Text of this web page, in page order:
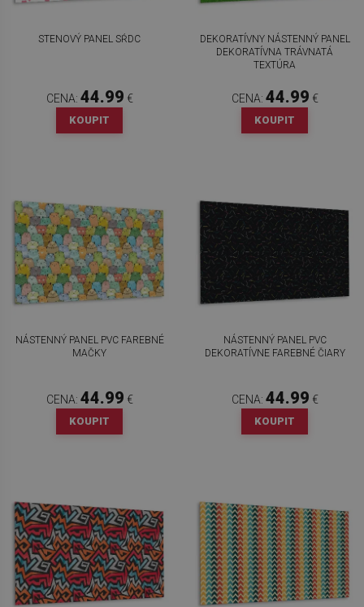
STENOVÝ PANEL SŔDC
CENA: 44.99 €
KOUPIT
DEKORATÍVNY NÁSTENNÝ PANEL
DEKORATÍVNA TRÁVNATÁ
TEXTÚRA
CENA: 44.99 €
KOUPIT
NÁSTENNÝ PANEL PVC FAREBNÉ
MAČKY
CENA: 44.99 €
KOUPIT
NÁSTENNÝ PANEL PVC
DEKORATÍVNE FAREBNÉ ČIARY
CENA: 44.99 €
KOUPIT